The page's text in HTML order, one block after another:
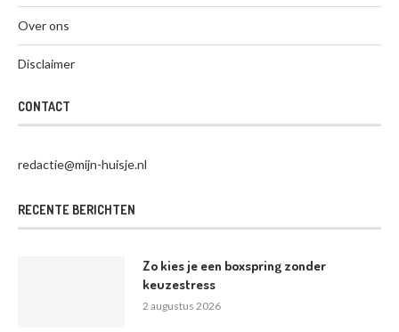
Over ons
Disclaimer
CONTACT
redactie@mijn-huisje.nl
RECENTE BERICHTEN
Zo kies je een boxspring zonder
keuzestress
2 augustus 2026